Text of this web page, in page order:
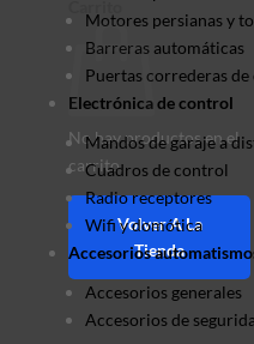
No hay productos en el
carrito.
Volver A La
Tienda
Motores persianas y
Barreras automáticas
Puertas correderas
Electrónica de control
Mandos de garaje a
Cuadros de control
Radio receptores
Wifi y domótica
Accesorios
Accesorios generales
Accesorios de